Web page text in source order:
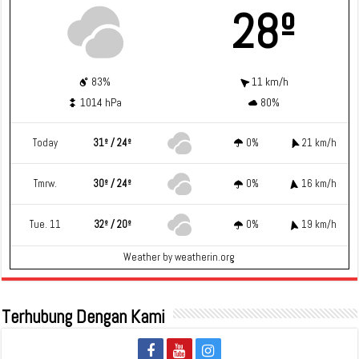
28º
83%
11 km/h
1014 hPa
80%
Today 31º / 24º 0% 21 km/h
Tmrw. 30º / 24º 0% 16 km/h
Tue. 11 32º / 20º 0% 19 km/h
Weather by weatherin.org
Terhubung Dengan Kami